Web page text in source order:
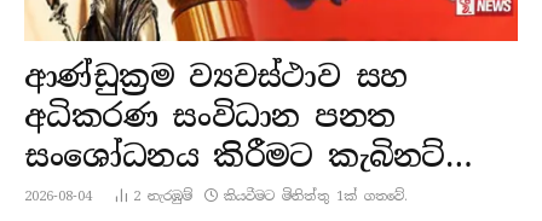
ආණ්ඩුක්‍රම ව්‍යවස්ථාව සහ
අධිකරණ සංවිධාන පනත
සංශෝධනය කිරීමට කැබිනට්
අනුමැතිය
2026-08-04 2 නැරඹු​ම් කියවීමට මිනිත්තු 1ක් ගතවේ.